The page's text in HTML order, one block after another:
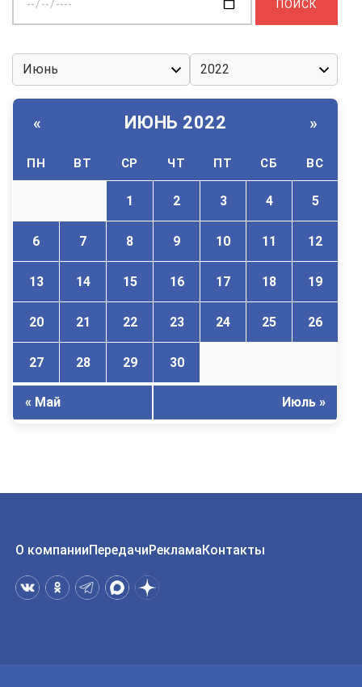
дату:
« ИЮНЬ 2022 »
ПН ВТ СР ЧТ ПТ СБ ВС
1 2 3 4 5
6 7 8 9 10 11 12
13 14 15 16 17 18 19
20 21 22 23 24 25 26
27 28 29 30
« Май Июль »
О компанииПередачиРекламаКонтакты